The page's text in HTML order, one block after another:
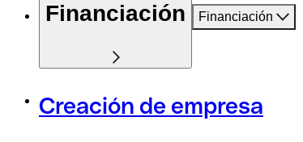
Financiación Financiación
Creación de empresa